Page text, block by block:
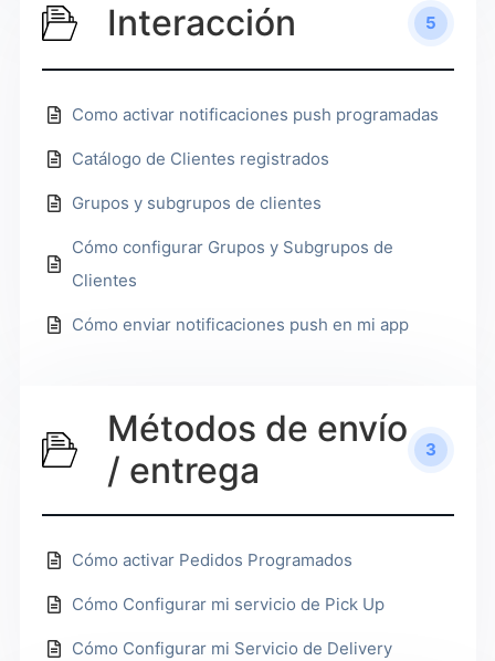
Interacción 5
Como activar notificaciones push programadas
Catálogo de Clientes registrados
Grupos y subgrupos de clientes
Cómo configurar Grupos y Subgrupos de
Clientes
Cómo enviar notificaciones push en mi app
Métodos de envío
/ entrega
3
Cómo activar Pedidos Programados
Cómo Configurar mi servicio de Pick Up
Cómo Configurar mi Servicio de Delivery